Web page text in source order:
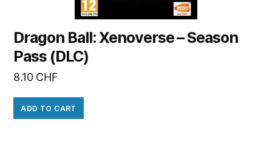
Dragon Ball: Xenoverse – Season
Pass (DLC)
8.10 CHF
ADD TO CART